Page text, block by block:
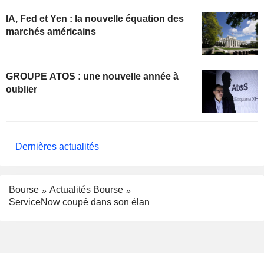
IA, Fed et Yen : la nouvelle équation des
marchés américains
GROUPE ATOS : une nouvelle année à
oublier
Dernières actualités
Bourse
Actualités Bourse
ServiceNow coupé dans son élan